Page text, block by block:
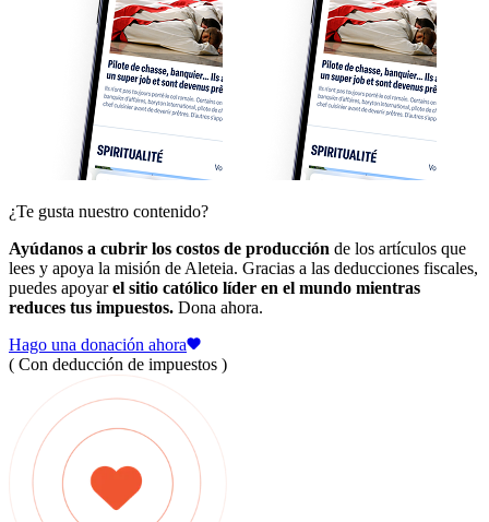
¿Te gusta nuestro contenido?
Ayúdanos a cubrir los costos de producción de los artículos que
lees y apoya la misión de Aleteia. Gracias a las deducciones fiscales,
puedes apoyarel sitio católico líder en el mundo mientras
reduces tus impuestos. Dona ahora.
Hago una donación ahora
( Con deducción de impuestos )